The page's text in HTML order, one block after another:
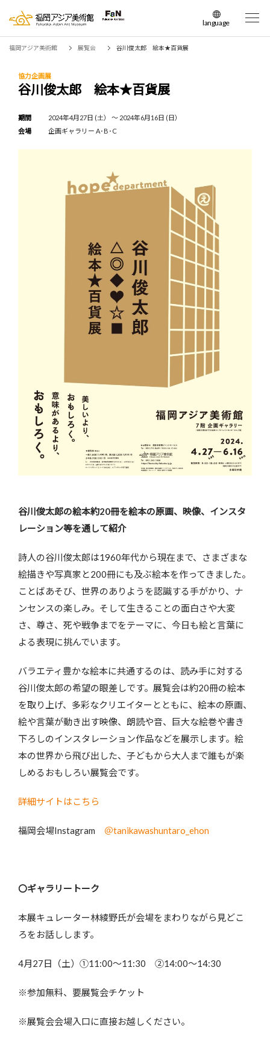
language
日本語
福岡アジア美術館 展覧会 谷川俊太郎 絵本★百貨展
協力企画展
谷川俊太郎 絵本★百貨展
期間
2024年4月27日 (土） 〜 2024年6月16日 (日）
会場
企画ギャラリー A･B･C
谷川俊太郎の絵本約20冊を絵本の原画、映像、インスタ
レーション等を通して紹介
詩人の谷川俊太郎は1960年代から現在まで、さまざまな
絵描きや写真家と200冊にも及ぶ絵本を作ってきました。
ことばあそび、世界のありようを認識する手がかり、ナ
ンセンスの楽しみ。そして生きることの面白さや大変
さ、尊さ、死や戦争までをテーマに、今日も絵と言葉に
よる表現に挑んでいます。
バラエティ豊かな絵本に共通するのは、読み手に対する
谷川俊太郎の希望の眼差しです。展覧会は約20冊の絵本
を取り上げ、多彩なクリエイターとともに、絵本の原画、
絵や言葉が動き出す映像、朗読や音、巨大な絵巻や書き
下ろしのインスタレーション作品などを展示します。絵
本の世界から飛び出した、子どもから大人まで誰もが楽
しめるおもしろい展覧会です。
詳細サイトはこちら
福岡会場Instagram ＠tanikawashuntaro_ehon
〇ギャラリートーク
本展キュレーター林綾野氏が会場をまわりながら見どこ
ろをお話しします。
4月27日（土）①11:00～11:30 ②14:00～14:30
※参加無料、要展覧会チケット
※展覧会会場入口に直接お越しください。